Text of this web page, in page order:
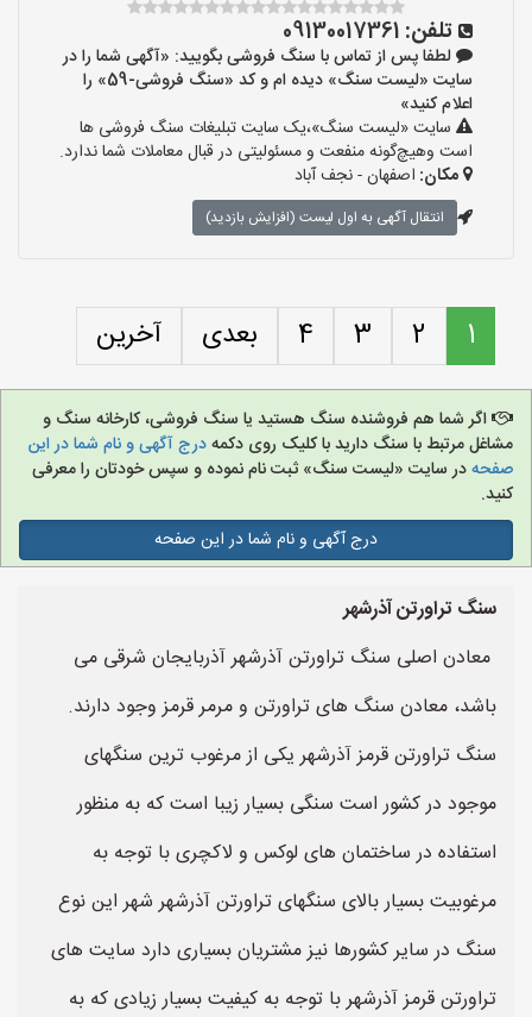
تلفن: 09130017361
لطفا پس از تماس با سنگ فروشی بگویید: «آگهی شما را در
سایت «لیست سنگ» دیده ام و کد «سنگ فروشی-59» را
اعلام کنید»
سایت «لیست سنگ»،یک سایت تبلیغات سنگ فروشی ها
است وهیچ‌گونه منفعت و مسئولیتی در قبال معاملات شما ندارد.
مکان: اصفهان - نجف‌ آباد
انتقال آگهی به اول لیست (افزایش بازدید)
1
2
3
4 بعدی آخرین
اگر شما هم فروشنده سنگ هستید یا سنگ فروشی، کارخانه سنگ و
مشاغل مرتبط با سنگ دارید با کلیک روی دکمهدرج آگهی و نام شما در این
صفحهدر سایت «لیست سنگ» ثبت نام نموده و سپس خودتان را معرفی
کنید.
درج آگهی و نام شما در این صفحه
سنگ تراورتن آذرشهر
معادن اصلی سنگ تراورتن آذرشهر آذربایجان شرقی می
باشد، معادن سنگ های تراورتن و مرمر قرمز وجود دارند.
سنگ تراورتن قرمز آذرشهر یکی از مرغوب ترین سنگهای
موجود در کشور است سنگی بسیار زیبا است که به منظور
استفاده در ساختمان های لوکس و لاکچری با توجه به
مرغوبیت بسیار بالای سنگهای تراورتن آذرشهر شهر این نوع
سنگ در سایر کشورها نیز مشتریان بسیاری دارد سایت های
تراورتن قرمز آذرشهر با توجه به کیفیت بسیار زیادی که به